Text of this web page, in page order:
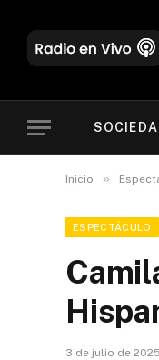
Inicio »
ESPECTÁCULO
3 de julio de 2025